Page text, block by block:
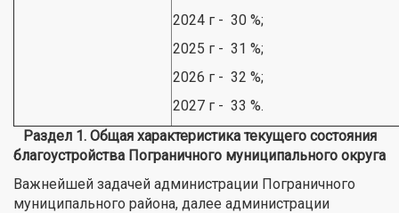
2024 г - 30 %;
2025 г - 31 %;
2026 г - 32 %;
2027 г - 33 %.
Раздел 1. Общая характеристика текущего состояния
благоустройства Пограничного муниципального округа
Важнейшей задачей администрации Пограничного
муниципального района, далее администрации